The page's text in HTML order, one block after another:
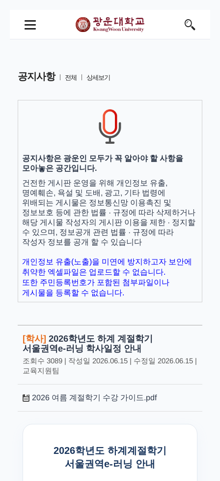
공지사항 전체 상세보기
공지사항은 광운인 모두가 꼭 알아야 할 사항을
모아놓은 공간입니다.
건전한 게시판 운영을 위해 개인정보 유출,
명예훼손, 욕설 및 도배, 광고, 기타 법령에
위배되는 게시물은 정보통신망 이용촉진 및
정보보호 등에 관한 법률 · 규정에 따라 삭제하거나
해당 게시물 작성자의 게시판 이용을 제한 · 정지할
수 있으며, 정보공개 관련 법률 · 규정에 따라
작성자 정보를 공개 할 수 있습니다
개인정보 유출(노출)을 미연에 방지하고자 보안에
취약한 엑셀파일은 업로드할 수 없습니다.
또한 주민등록번호가 포함된 첨부파일이나
게시물을 등록할 수 없습니다.
[학사]2026학년도 하계 계절학기
서울권역e-러닝 학사일정 안내
조회수 3089 | 작성일 2026.06.15 | 수정일 2026.06.15 |
교육지원팀
2026 여름 계절학기 수강 가이드.pdf
2026학년도 하계계절학기
서울권역e-러닝 안내